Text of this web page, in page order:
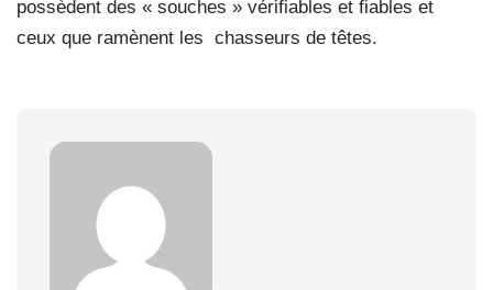
possèdent des « souches » vérifiables et fiables et
ceux que ramènent les chasseurs de têtes.